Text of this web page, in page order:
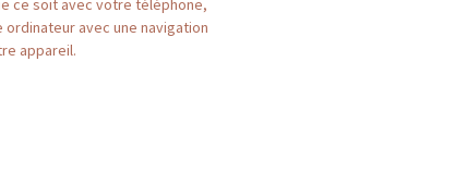
ce soit avec votre téléphone,
avec une navigation
appareil.